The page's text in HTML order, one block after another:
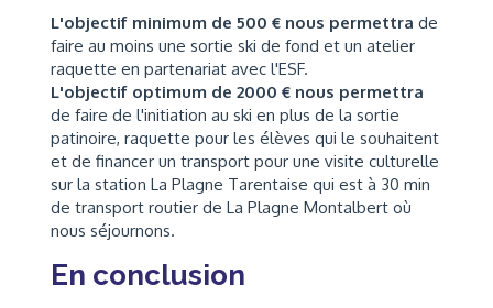
L'objectif minimum de 500 € nous permettra de
faire au moins une sortie ski de fond et un atelier
raquette en partenariat avec l'ESF.
L'objectif optimum de 2000 € nous permettra
de faire de l'initiation au ski en plus de la sortie
patinoire, raquette pour les élèves qui le souhaitent
et de financer un transport pour une visite culturelle
sur la station La Plagne Tarentaise qui est à 30 min
de transport routier de La Plagne Montalbert où
nous séjournons.
En conclusion